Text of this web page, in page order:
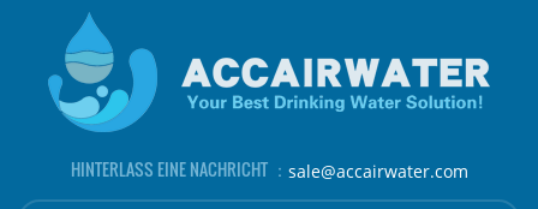
HINTERLASS EINE NACHRICHT ： sale@accairwater.com